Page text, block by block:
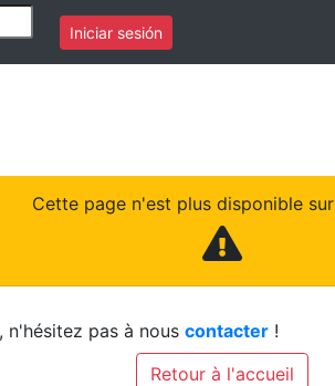
Iniciar sesión
Cette page n'est plus disponible sur
n'hésitez pas à nous contacter !
Retour à l'accueil